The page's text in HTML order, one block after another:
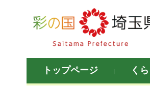
彩の国 埼玉県
トップページ く